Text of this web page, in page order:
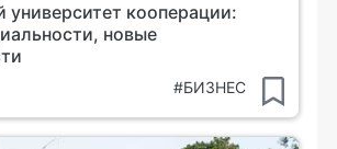
университет кооперации:
новые
#БИЗНЕС